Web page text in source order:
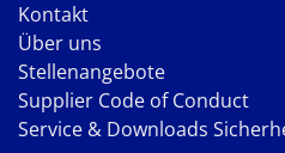
Kontakt
Über uns
Stellenangebote
Supplier Code of Conduct
Service & Downloads